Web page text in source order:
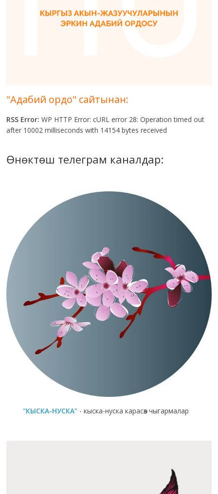
"Адабий ордо" сайтынан:
RSS Error: WP HTTP Error: cURL error 28: Operation timed out
after 10002 milliseconds with 14154 bytes received
Өнөктөш телеграм каналдар:
"КЫСКА-НУСКА" - кыска-нуска карасөз чыгармалар